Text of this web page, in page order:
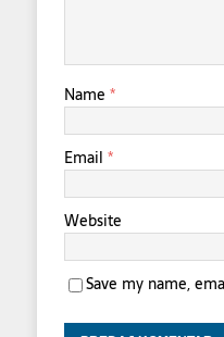
Name *
Email *
Website
Save my name,